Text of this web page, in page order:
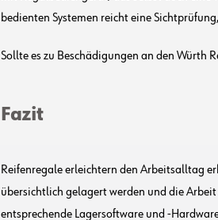
bedienten Systemen reicht eine
Sollte es zu Beschädigungen an den Würth
Fazit
Reifenregale erleichtern den Arbeitsalltag
übersichtlich gelagert werden und die
entsprechende Lagersoftware und -